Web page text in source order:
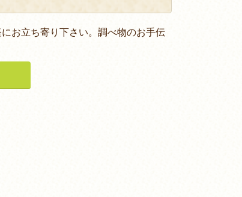
お立ち寄り下さい。調べ物のお手伝